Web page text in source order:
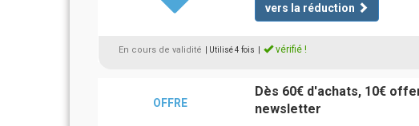
vers la réduction
En cours de validité | Utilisé 4 fois vérifié !
OFFRE
Dès 60€ d'achats, 10€
newsletter